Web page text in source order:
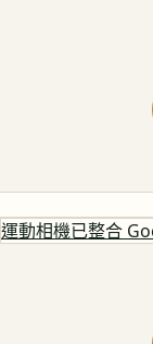
運動相機已整合